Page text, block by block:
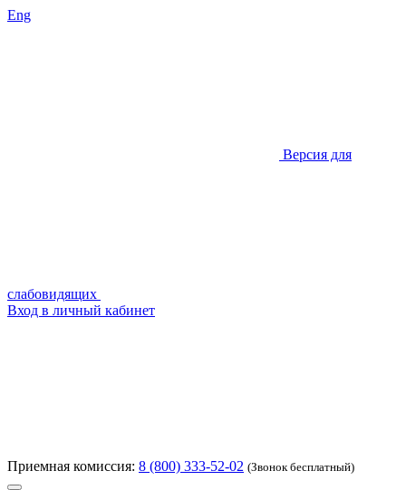
Eng
Версия для
слабовидящих
Вход в личный кабинет
Приемная комиссия: 8 (800) 333-52-02 (Звонок бесплатный)